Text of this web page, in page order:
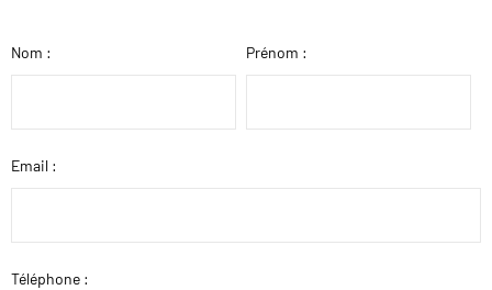
Nom : Prénom :
Email :
Téléphone :